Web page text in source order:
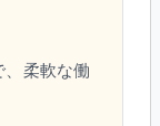
柔軟な働